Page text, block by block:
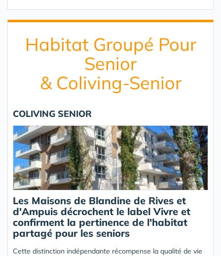
Habitat Groupé Pour
Senior
& Coliving-Senior
COLIVING SENIOR
Les Maisons de Blandine de Rives et
d'Ampuis décrochent le label Vivre et
confirment la pertinence de l'habitat
partagé pour les seniors
Cette distinction indépendante récompense la qualité de vie